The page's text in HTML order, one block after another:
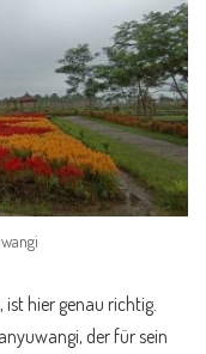
hier genau richtig.
der für sein